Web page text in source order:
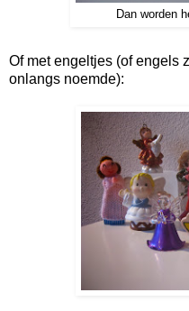
Dan worden
Of met engeltjes (of engels
onlangs noemde):